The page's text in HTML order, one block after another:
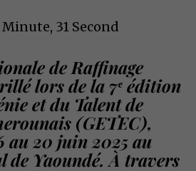
Minute, 31 Second
de Raffinage
lors de la 7ᵉ édition
et du Talent de
(GETEC),
au 20 juin 2025 au
de Yaoundé. À travers